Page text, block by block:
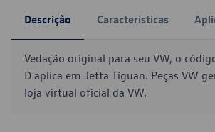
Descrição Características
Vedação original para seu VW, o
D aplica em Jetta Tiguan. Peças VW
loja virtual oficial da VW.